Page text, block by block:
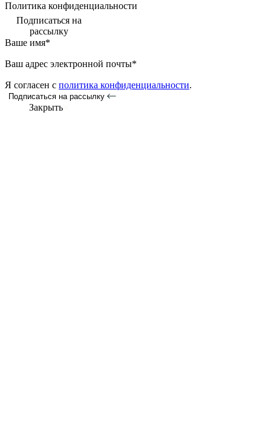
Политика конфиденциальности
Подписаться на
рассылку
Ваше имя*
Ваш адрес электронной почты*
Я согласен с политика конфиденциальности.
Подписаться на рассылку
Закрыть